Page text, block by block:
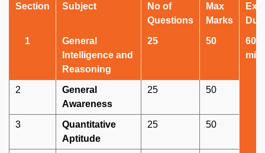
Section Subject
No of
Questions
Max
Marks
1
General
Intelligence and
Reasoning
25 50
60
2
General
Awareness
25 50
3
Quantitative
Aptitude
25 50